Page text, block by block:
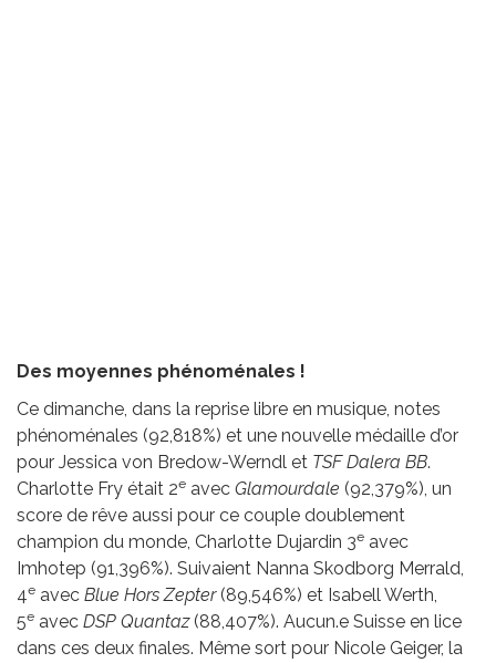
Des moyennes phénoménales !
Ce dimanche, dans la reprise libre en musique, notes
phénoménales (92,818%) et une nouvelle médaille d’or
pour Jessica von Bredow-Werndl et TSF Dalera BB.
Charlotte Fry était 2e avec Glamourdale (92,379%), un
score de rêve aussi pour ce couple doublement
champion du monde, Charlotte Dujardin 3e avec
Imhotep (91,396%). Suivaient Nanna Skodborg Merrald,
4e avec Blue Hors Zepter(89,546%) et Isabell Werth,
5e avec DSP Quantaz(88,407%). Aucun.e Suisse en lice
dans ces deux finales. Même sort pour Nicole Geiger, la